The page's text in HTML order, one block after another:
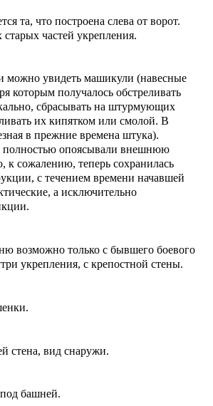
та, что построена слева от ворот.
частей укрепления.
можно увидеть машикули (навесные
которым получалось обстреливать
сбрасывать на штурмующих
их кипятком или смолой. В
в прежние времена штука).
опоясывали внешнюю
к сожалению, теперь сохранилась
с течением времени начавшей
а исключительно
возможно только с бывшего боевого
укрепления, с крепостной стены.
стена, вид снаружи.
башней.